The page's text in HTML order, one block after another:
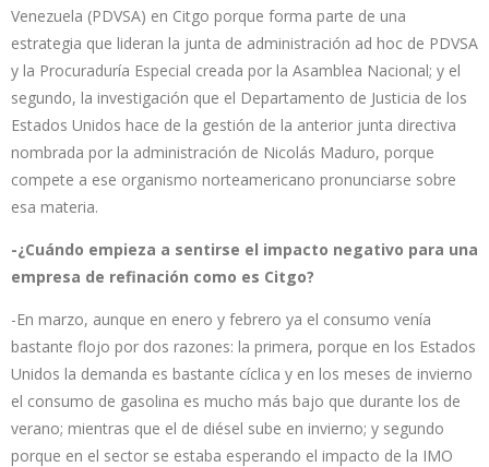
Venezuela (PDVSA) en Citgo porque forma parte de una
estrategia que lideran la junta de administración ad hoc de PDVSA
y la Procuraduría Especial creada por la Asamblea Nacional; y el
segundo, la investigación que el Departamento de Justicia de los
Estados Unidos hace de la gestión de la anterior junta directiva
nombrada por la administración de Nicolás Maduro, porque
compete a ese organismo norteamericano pronunciarse sobre
esa materia.
-¿Cuándo empieza a sentirse el impacto negativo para una
empresa de refinación como es Citgo?
-En marzo, aunque en enero y febrero ya el consumo venía
bastante flojo por dos razones: la primera, porque en los Estados
Unidos la demanda es bastante cíclica y en los meses de invierno
el consumo de gasolina es mucho más bajo que durante los de
verano; mientras que el de diésel sube en invierno; y segundo
porque en el sector se estaba esperando el impacto de la IMO